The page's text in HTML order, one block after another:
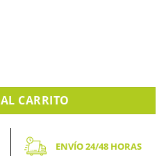
el hogar compuesto por 2
CARRITO
ENVÍO 24/48 HORAS